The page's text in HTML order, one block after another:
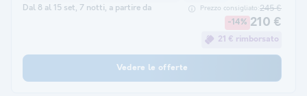
Dal 8 al 15 set, 7 notti, a partire da Prezzo consigliato:245 €
-14% 210 €
21 € rimborsato
Vedere le offerte